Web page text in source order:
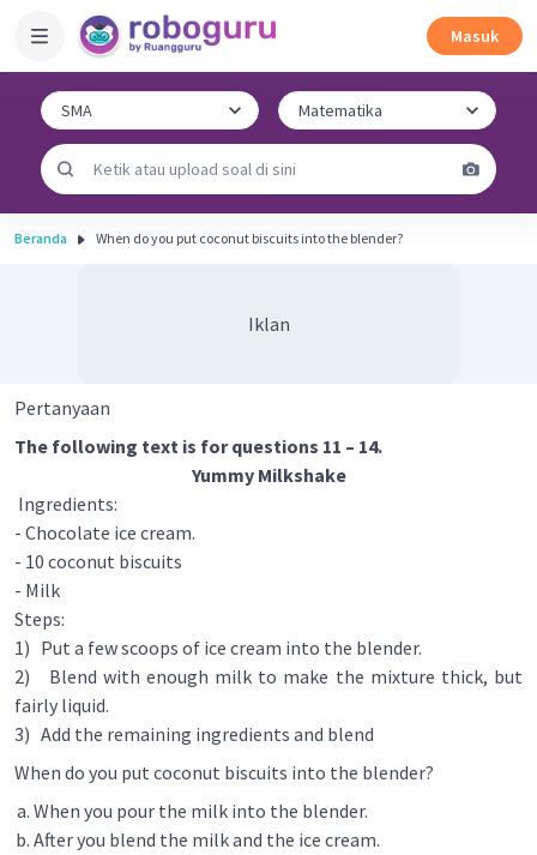
Masuk
Beranda When do you put coconut biscuits into the blender?
Iklan
Pertanyaan
The following text is for questions 11 – 14.
Yummy Milkshake
Ingredients:
- Chocolate ice cream.
- 10 coconut biscuits
- Milk
Steps:
1) Put a few scoops of ice cream into the blender.
2) Blend with enough milk to make the mixture thick, but
fairly liquid.
3) Add the remaining ingredients and blend
When do you put coconut biscuits into the blender?
When you pour the milk into the blender.
After you blend the milk and the ice cream.